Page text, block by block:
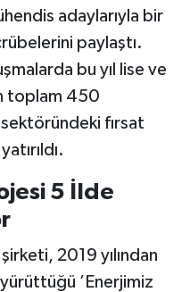
adaylarıyla bir
paylaştı.
bu yıl lise ve
toplam 450
fırsat
5 İlde
2019 yılından
’Enerjimiz